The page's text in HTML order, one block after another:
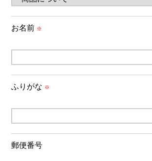
お名前 ※
ふりがな ※
郵便番号